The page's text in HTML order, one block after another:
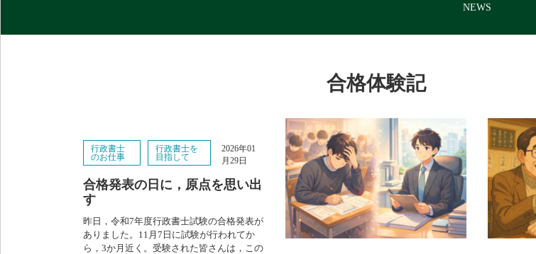
NEWS
合格体験記
行政書士
のお仕事
行政書士を
目指して
2026年01
月29日
合格発表の日に，原点を思い出
す
昨日，令和7年度行政書士試験の合格発表が
ありました。11月7日に試験が行われてか
ら，3か月近く。受験された皆さんは，この